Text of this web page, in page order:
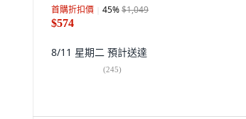
首購折扣價 45%$1,049
$574
8/11 星期二 預計送達
(245)